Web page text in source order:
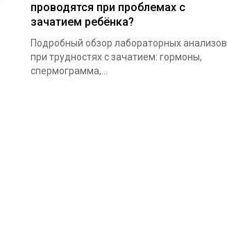
проводятся при проблемах с
зачатием ребёнка?
Подробный обзор лабораторных анализов
при трудностях с зачатием: гормоны,
спермограмма,...